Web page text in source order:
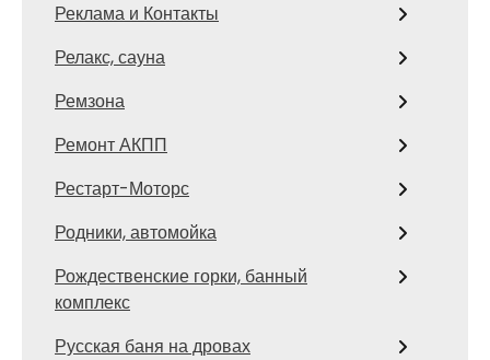
Реклама и Контакты
Релакс, сауна
Ремзона
Ремонт АКПП
Рестарт-Моторс
Родники, автомойка
Рождественские горки, банный
комплекс
Русская баня на дровах